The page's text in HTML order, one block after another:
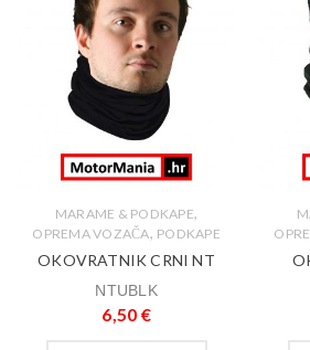
MARAME & PODKAPE,
OPREMA VOZAČA, PODKAPE
OKOVRATNIK CRNI NT
NTUBLK
6,50 €